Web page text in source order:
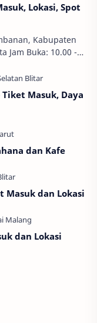
Lokasi, Spot
Kabupaten
Jam Buka: 10.00 -
Masuk, Daya
dan Kafe
Masuk dan Lokasi
dan Lokasi